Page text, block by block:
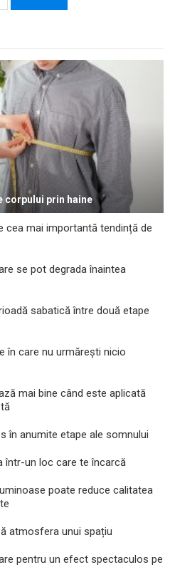
corpului prin haine
cea mai importantă tendință de
se pot degrada înaintea
sabatică între două etape
în care nu urmărești nicio
mai bine când este aplicată
în anumite etape ale somnului
într-un loc care te încarcă
poate reduce calitatea
atmosfera unui spațiu
pentru un efect spectaculos pe